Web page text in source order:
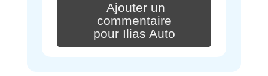
Ajouter un
commentaire
pour Ilias Auto